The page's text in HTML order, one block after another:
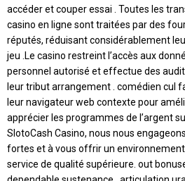
accéder et couper essai . Toutes les
casino en ligne sont traitées par des
réputés, réduisant considérablement
jeu .Le casino restreint l’accès aux
personnel autorisé et effectue des
leur tribut arrangement . comédien cul
leur navigateur web contexte pour
apprécier les programmes de l’argent
SlotoCash Casino, nous nous
fortes et à vous offrir un
service de qualité supérieure. out